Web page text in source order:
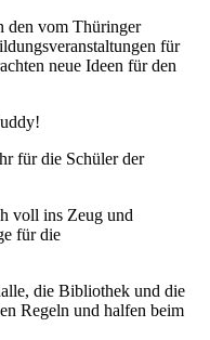
den vom Thüringer
für
neue Ideen für den
für die Schüler der
voll ins Zeug und
für die
die Bibliothek und die
Regeln und halfen beim